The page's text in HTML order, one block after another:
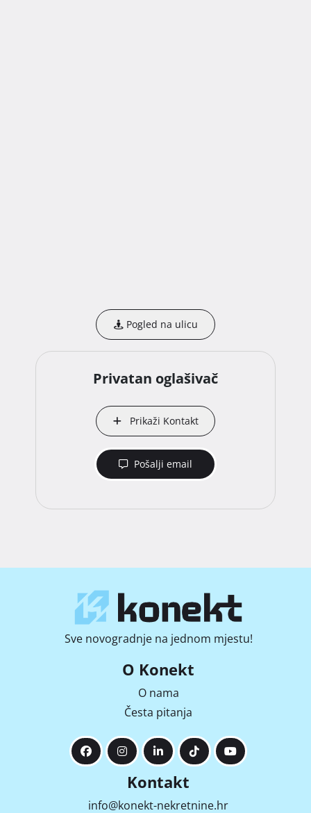
Pogled na ulicu
Privatan oglašivač
Prikaži Kontakt
Pošalji email
Sve novogradnje na jednom mjestu!
O Konekt
O nama
Česta pitanja
Kontakt
info@konekt-nekretnine.hr